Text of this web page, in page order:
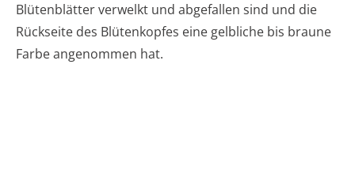
Blütenblätter verwelkt und abgefallen sind und die
Rückseite des Blütenkopfes eine gelbliche bis braune
Farbe angenommen hat.